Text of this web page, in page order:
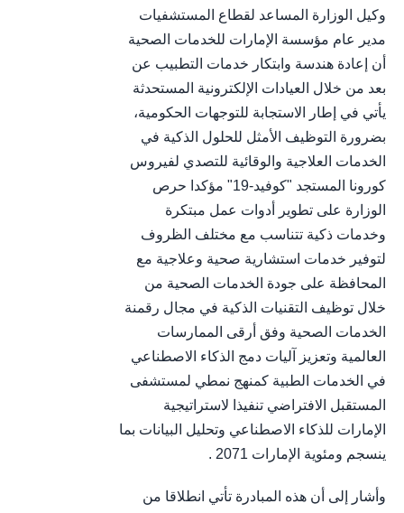
وكيل الوزارة المساعد لقطاع المستشفيات
مدير عام مؤسسة الإمارات للخدمات الصحية
أن إعادة هندسة وابتكار خدمات التطبيب عن
بعد من خلال العيادات الإلكترونية المستحدثة
يأتي في إطار الاستجابة للتوجهات الحكومية،
بضرورة التوظيف الأمثل للحلول الذكية في
الخدمات العلاجية والوقائية للتصدي لفيروس
كورونا المستجد "كوفيد-19" مؤكدا حرص
الوزارة على تطوير أدوات عمل مبتكرة
وخدمات ذكية تتناسب مع مختلف الظروف
لتوفير خدمات استشارية صحية وعلاجية مع
المحافظة على جودة الخدمات الصحية من
خلال توظيف التقنيات الذكية في مجال رقمنة
الخدمات الصحية وفق أرقى الممارسات
العالمية وتعزيز آليات دمج الذكاء الاصطناعي
في الخدمات الطبية كمنهج نمطي لمستشفى
المستقبل الافتراضي تنفيذا لاستراتيجية
الإمارات للذكاء الاصطناعي وتحليل البيانات بما
ينسجم ومئوية الإمارات 2071 .
وأشار إلى أن هذه المبادرة تأتي انطلاقا من